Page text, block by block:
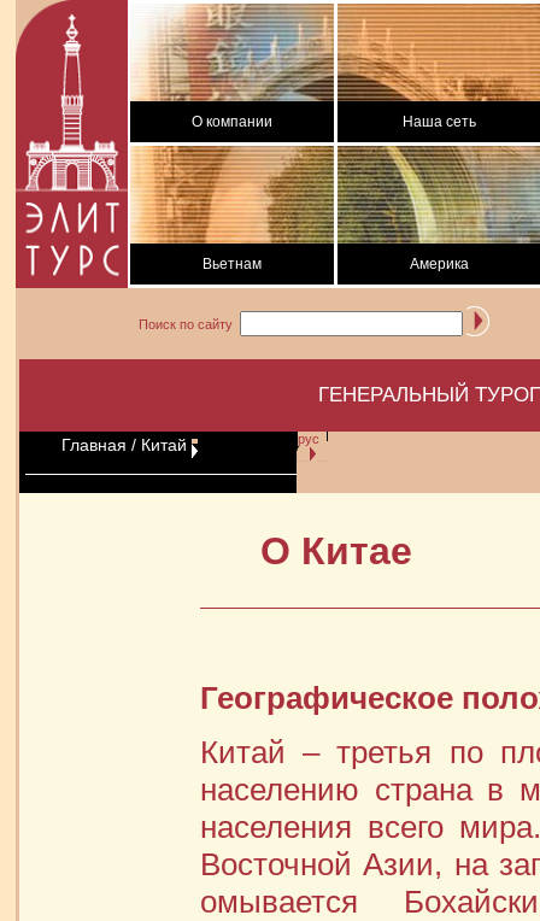
О компании Наша сеть
Вьетнам Америка
Поиск по сайту
ГЕНЕРАЛЬНЫЙ
Главная / Китай рус
О Китае
Географическое
Китай – третья по
населению страна в
населения всего
Восточной Азии, на
омывается